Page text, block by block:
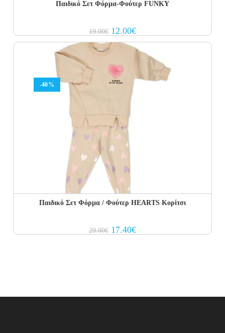
Παιδικό Σετ Φόρμα-Φούτερ FUNKY
19.00€ Original
price
was:
12.00€Current
price
is:
12.00€.
-40%
Παιδικό Σετ Φόρμα / Φούτερ HEARTS Κορίτσι
29.00€ Original
price
17.40€Current
price